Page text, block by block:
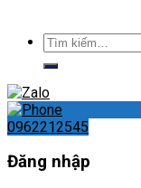
Tìm
kiếm:
0962212545
Đăng nhập